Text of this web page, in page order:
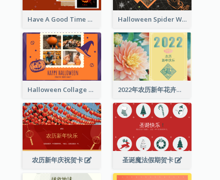
Have A Good Time This Halloween Greeting Card Halloween Spider Web Greeting Card
Halloween Collage Greeting Card 2022年农历新年花卉照片贺卡
农历新年庆祝贺卡 圣诞魔法假期贺卡